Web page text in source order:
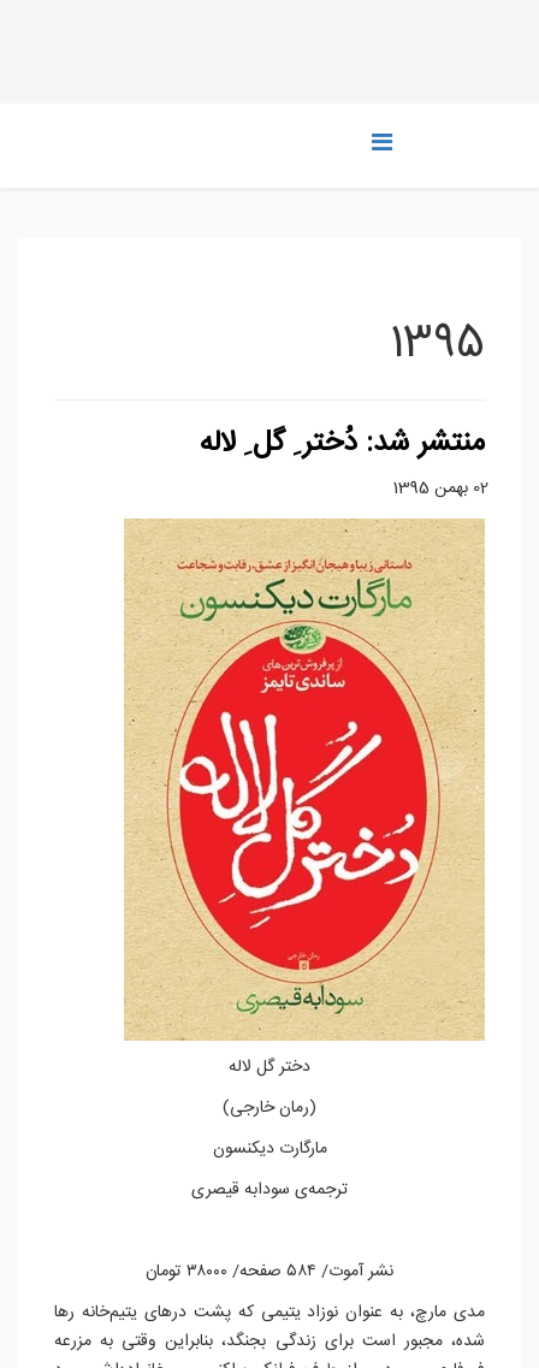
1395
منتشر شد: دُختر ِ گل ِ لاله
02 بهمن 1395
دختر گل لاله
(رمان خارجی)
مارگارت دیکنسون
ترجمه‌ی سودابه قیصری
نشر آموت/ ۵۸۴ صفحه/ ۳۸۰۰۰ تومان
مدی مارچ، به عنوان نوزاد یتیمی که پشت درهای یتیم‌خانه رها
شده، مجبور است برای زندگی بجنگد، بنابراین وقتی به مزرعه